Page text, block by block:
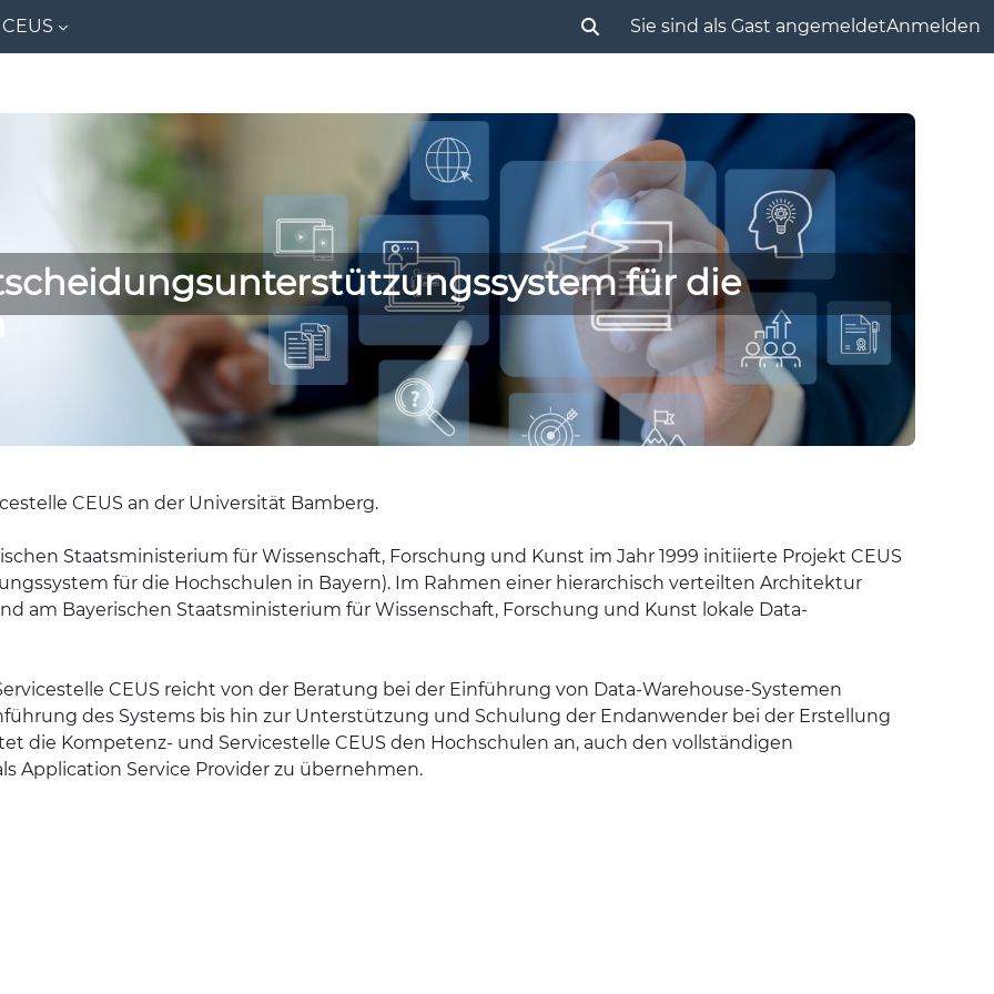
CEUS
Sucheingabe umschalten
Sie sind als Gast angemeldetAnmelden
für die
CEUS an der Universität Bamberg.
Staatsministerium für Wissenschaft, Forschung und Kunst im Jahr 1999 initiierte Projekt CEUS
für die Hochschulen in Bayern). Im Rahmen einer hierarchisch verteilten Architektur
am Bayerischen Staatsministerium für Wissenschaft, Forschung und Kunst lokale Data-
CEUS reicht von der Beratung bei der Einführung von Data-Warehouse-Systemen
des Systems bis hin zur Unterstützung und Schulung der Endanwender bei der Erstellung
die Kompetenz- und Servicestelle CEUS den Hochschulen an, auch den vollständigen
Application Service Provider zu übernehmen.